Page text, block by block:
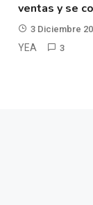
ventas y se
3 Diciembre
YEA
3